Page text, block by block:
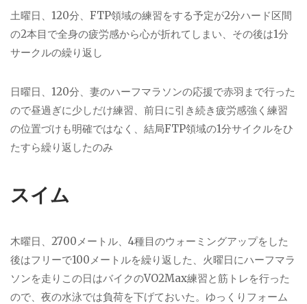
土曜日、120分、FTP領域の練習をする予定が2分ハード区間
の2本目で全身の疲労感から心が折れてしまい、その後は1分
サークルの繰り返し
日曜日、120分、妻のハーフマラソンの応援で赤羽まで行った
ので昼過ぎに少しだけ練習、前日に引き続き疲労感強く練習
の位置づけも明確ではなく、結局FTP領域の1分サイクルをひ
たすら繰り返したのみ
スイム
木曜日、2700メートル、4種目のウォーミングアップをした
後はフリーで100メートルを繰り返した、火曜日にハーフマラ
ソンを走りこの日はバイクのVO2Max練習と筋トレを行った
ので、夜の水泳では負荷を下げておいた。ゆっくりフォーム